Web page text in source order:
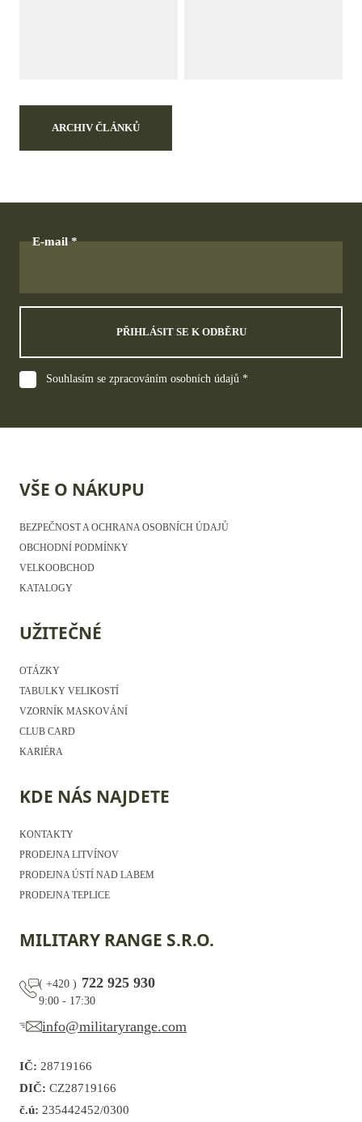
ARCHIV ČLÁNKŮ
E-mail
PŘIHLÁSIT SE K ODBĚRU
Souhlasím se zpracováním osobních údajů *
VŠE O NÁKUPU
BEZPEČNOST A OCHRANA OSOBNÍCH ÚDAJŮ
OBCHODNÍ PODMÍNKY
VELKOOBCHOD
KATALOGY
UŽITEČNÉ
OTÁZKY
TABULKY VELIKOSTÍ
VZORNÍK MASKOVÁNÍ
CLUB CARD
KARIÉRA
KDE NÁS NAJDETE
KONTAKTY
PRODEJNA LITVÍNOV
PRODEJNA ÚSTÍ NAD LABEM
PRODEJNA TEPLICE
MILITARY RANGE S.R.O.
( +420 ) 722 925 930
9:00 - 17:30
info@militaryrange.com
IČ: 28719166
DIČ: CZ28719166
č.ú: 235442452/0300